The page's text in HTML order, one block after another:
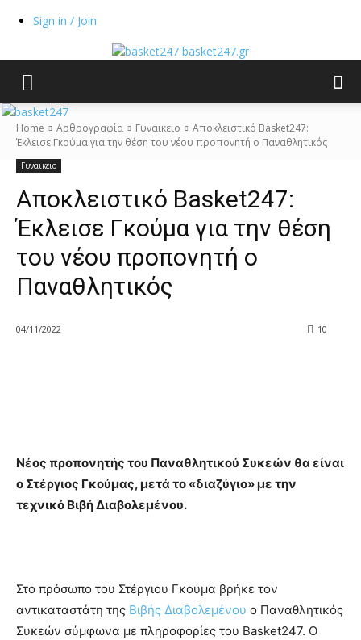
Sign in / Join
basket247.gr
Home Αρθρογραφία Γυναικειο
Αποκλειστικό Βasket247:
Έκλεισε Γκούμα για την θέση του νέου προπονητή ο Παναθλητικός
Γυναικειο
Αποκλειστικό Βasket247:
Έκλεισε Γκούμα για την θέση
του νέου προπονητή ο
Παναθλητικός
04/11/2022 10
Νέος προπονητής του Παναθλητικού Συκεών θα είναι
ο Στέργιος Γκούμας, μετά το «διαζύγιο» με την
τεχνικό Βιβή Διαβολεμένου.
Στο πρόσωπο του Στέργιου Γκούμα βρήκε τον
αντικαταστάτη της Βιβής Διαβολεμένου ο Παναθλητικός
Συκεών σύμφωνα με πληροφορίες του Basket247. Ο